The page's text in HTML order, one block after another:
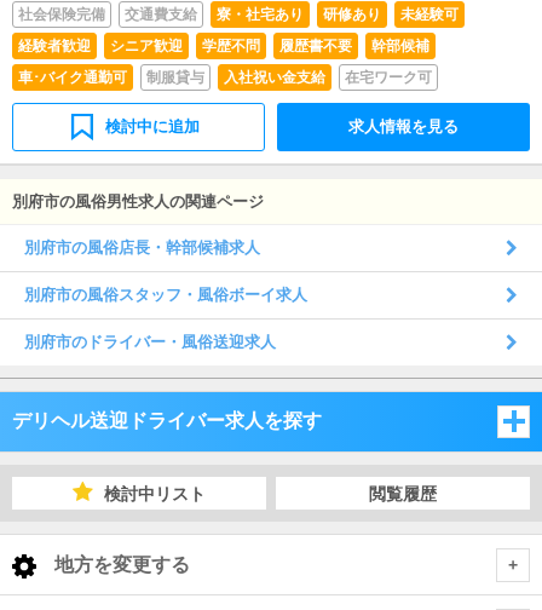
社会保険完備
交通費支給 寮・社宅あり 研修あり
未経験可
経験者歓迎
シニア歓迎 学歴不問 履歴書不要
幹部候補
車･バイク通勤可
制服貸与 入社祝い金支給 在宅ワーク可
検討中に追加 求人情報を見る
別府市の風俗男性求人の関連ページ
別府市の風俗店長・幹部候補求人
別府市の風俗スタッフ・風俗ボーイ求人
別府市のドライバー・風俗送迎求人
デリヘル送迎ドライバー求人を探す
福岡県
検討中リスト 閲覧履歴
地方を変更する